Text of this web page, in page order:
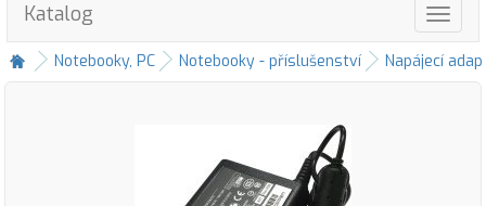
Katalog
Notebooky, PC Notebooky - příslušenství Napájecí